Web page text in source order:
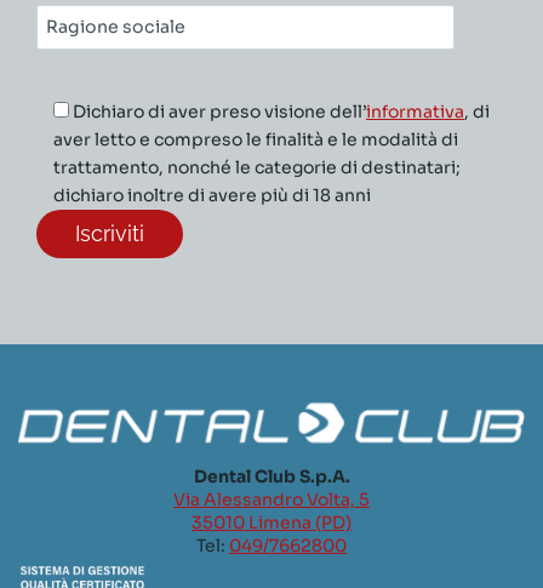
Ragione
sociale*
Dichiaro di aver preso visione dell’informativa, di
aver letto e compreso le finalità e le modalità di
trattamento, nonché le categorie di destinatari;
dichiaro inoltre di avere più di 18 anni
Dental Club S.p.A.
Via Alessandro Volta, 5
35010 Limena (PD)
Tel: 049/7662800